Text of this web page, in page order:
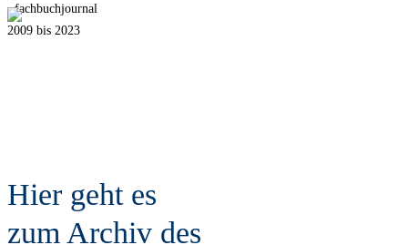
fachbuchjournal
2009 bis 2023
Hier geht es
zum Archiv des